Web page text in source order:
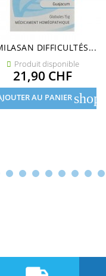
DIFFICULTÉS...
 Produit disponible
Prix
21,90 CHF
AU PANIER